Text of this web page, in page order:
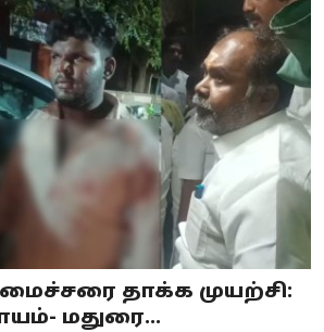
தாக்க முயற்சி:
மதுரை...